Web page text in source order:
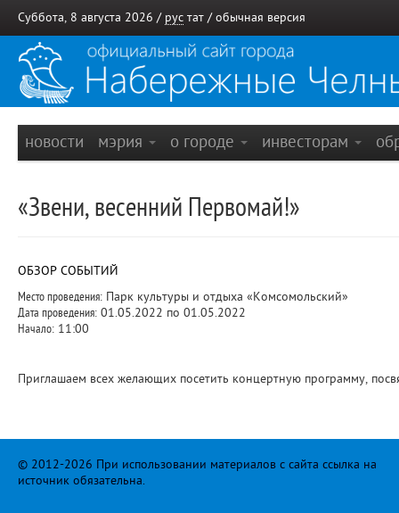
Суббота, 8 августа 2026 / рус тат / обычная версия
новости мэрия о городе инвесторам
«Звени, весенний Первомай!»
ОБЗОР СОБЫТИЙ
Место проведения: Парк культуры и отдыха «Комсомольский»
Дата проведения: 01.05.2022 по 01.05.2022
Начало: 11:00
Приглашаем всех желающих посетить концертную программу,
© 2012-2026 При использовании материалов с сайта ссылка на
источник обязательна.